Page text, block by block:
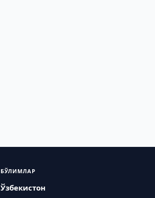
БЎЛИМЛАР
Ўзбекистон